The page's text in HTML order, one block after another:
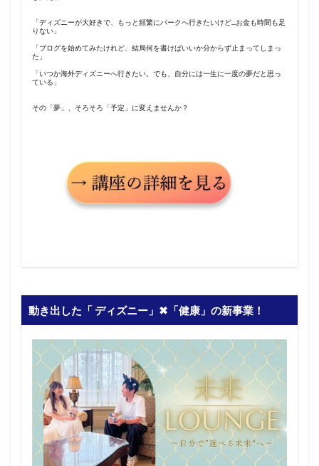
「ディズニーが大好きで、もっと頻繁にパークへ行きたいけど…お金も時間も足
りない」
「ブログを始めてみたけれど、結局何を書けばいいか分からず止まってしまっ
た」
「いつか海外ディズニーへ行きたい。でも、自分には一生に一度の夢だと思っ
ている」
その「夢」、そろそろ「予定」に変えませんか？
動き出した「 ディズニー」✖︎「健康」の新事業！